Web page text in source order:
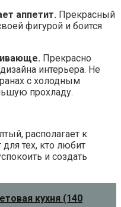
аппетит. Прекрасный
фигурой и боится
Прекрасно
интерьера. Не
с холодным
прохладу.
располагает к
тех, кто любит
и создать
кухня (140